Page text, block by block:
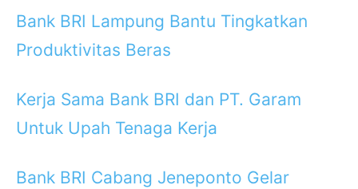
Bank BRI Lampung Bantu Tingkatkan
Produktivitas Beras
Kerja Sama Bank BRI dan PT. Garam
Untuk Upah Tenaga Kerja
Bank BRI Cabang Jeneponto Gelar